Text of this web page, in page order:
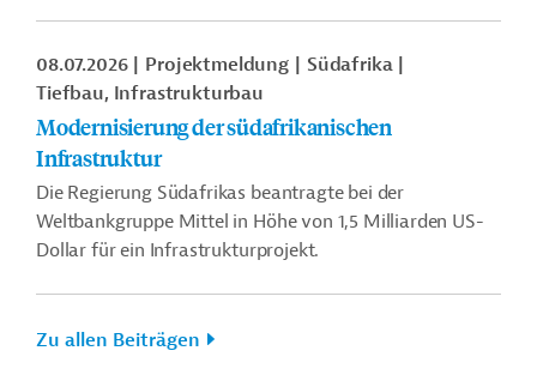
08.07.2026 Projektmeldung
Südafrika
Tiefbau, Infrastrukturbau
Modernisierung der südafrikanischen
Infrastruktur
Die Regierung Südafrikas beantragte bei der
Weltbankgruppe Mittel in Höhe von 1,5 Milliarden US-
Dollar für ein Infrastrukturprojekt.
Zu allen Beiträgen